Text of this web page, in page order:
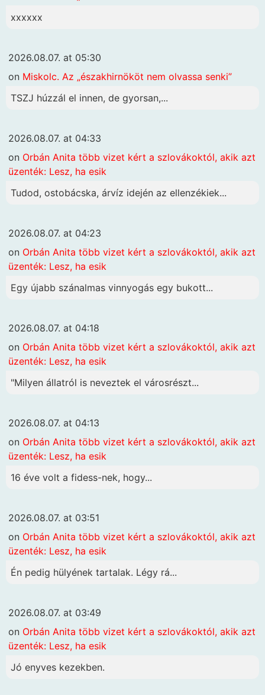
xxxxxx
2026.08.07. at 05:30
on Miskolc. Az „északhirnököt nem olvassa senki”
TSZJ húzzál el innen, de gyorsan,...
2026.08.07. at 04:33
on Orbán Anita több vizet kért a szlovákoktól, akik azt
üzenték: Lesz, ha esik
Tudod, ostobácska, árvíz idején az ellenzékiek...
2026.08.07. at 04:23
on Orbán Anita több vizet kért a szlovákoktól, akik azt
üzenték: Lesz, ha esik
Egy újabb szánalmas vinnyogás egy bukott...
2026.08.07. at 04:18
on Orbán Anita több vizet kért a szlovákoktól, akik azt
üzenték: Lesz, ha esik
"Milyen állatról is neveztek el városrészt...
2026.08.07. at 04:13
on Orbán Anita több vizet kért a szlovákoktól, akik azt
üzenték: Lesz, ha esik
16 éve volt a fidess-nek, hogy...
2026.08.07. at 03:51
on Orbán Anita több vizet kért a szlovákoktól, akik azt
üzenték: Lesz, ha esik
Én pedig hülyének tartalak. Légy rá...
2026.08.07. at 03:49
on Orbán Anita több vizet kért a szlovákoktól, akik azt
üzenték: Lesz, ha esik
Jó enyves kezekben.